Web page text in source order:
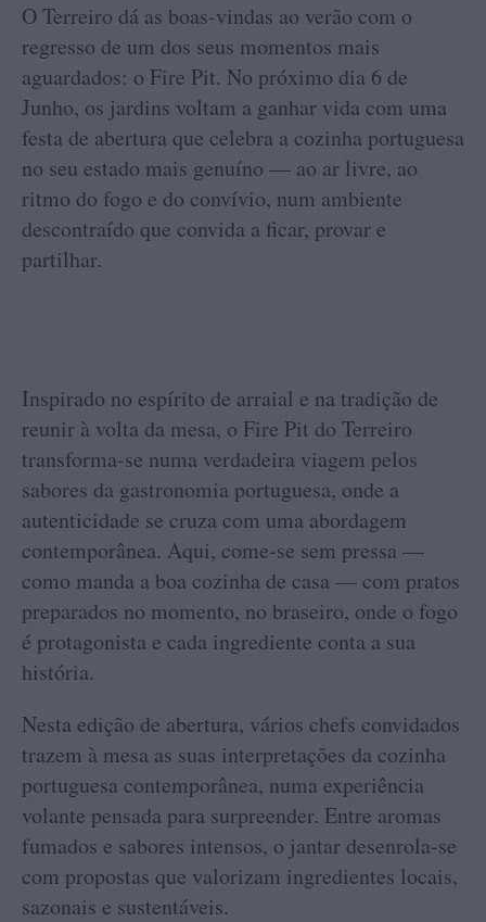
O Terreiro dá as boas-vindas ao verão com o
regresso de um dos seus momentos mais
aguardados: o Fire Pit. No próximo dia 6 de
Junho, os jardins voltam a ganhar vida com uma
festa de abertura que celebra a cozinha portuguesa
no seu estado mais genuíno — ao ar livre, ao
ritmo do fogo e do convívio, num ambiente
descontraído que convida a ficar, provar e
partilhar.
Inspirado no espírito de arraial e na tradição de
reunir à volta da mesa, o Fire Pit do Terreiro
transforma-se numa verdadeira viagem pelos
sabores da gastronomia portuguesa, onde a
autenticidade se cruza com uma abordagem
contemporânea. Aqui, come-se sem pressa —
como manda a boa cozinha de casa — com pratos
preparados no momento, no braseiro, onde o fogo
é protagonista e cada ingrediente conta a sua
história.
Nesta edição de abertura, vários chefs convidados
trazem à mesa as suas interpretações da cozinha
portuguesa contemporânea, numa experiência
volante pensada para surpreender. Entre aromas
fumados e sabores intensos, o jantar desenrola-se
com propostas que valorizam ingredientes locais,
sazonais e sustentáveis.